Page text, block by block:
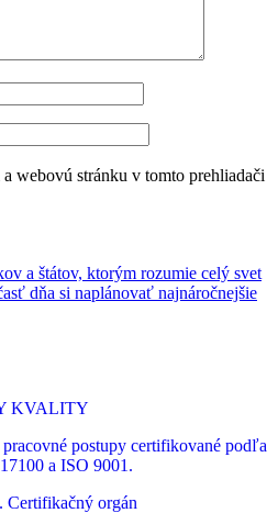
webovú stránku v tomto prehliadači
a štátov, ktorým rozumie celý svet
dňa si naplánovať najnáročnejšie
KVALITY
postupy certifikované podľa
a ISO 9001.
Certifikačný orgán